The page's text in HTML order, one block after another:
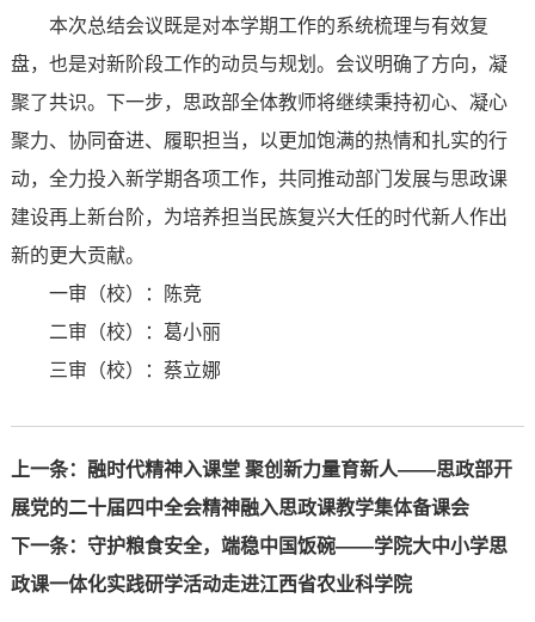
本次总结会议既是对本学期工作的系统梳理与有效复
盘，也是对新阶段工作的动员与规划。会议明确了方向，凝
聚了共识。下一步，思政部全体教师将继续秉持初心、凝心
聚力、协同奋进、履职担当，以更加饱满的热情和扎实的行
动，全力投入新学期各项工作，共同推动部门发展与思政课
建设再上新台阶，为培养担当民族复兴大任的时代新人作出
新的更大贡献。
一审（校）：陈竞
二审（校）：葛小丽
三审（校）：蔡立娜
上一条： 融时代精神入课堂 聚创新力量育新人——思政部开
展党的二十届四中全会精神融入思政课教学集体备课会
下一条： 守护粮食安全，端稳中国饭碗——学院大中小学思
政课一体化实践研学活动走进江西省农业科学院